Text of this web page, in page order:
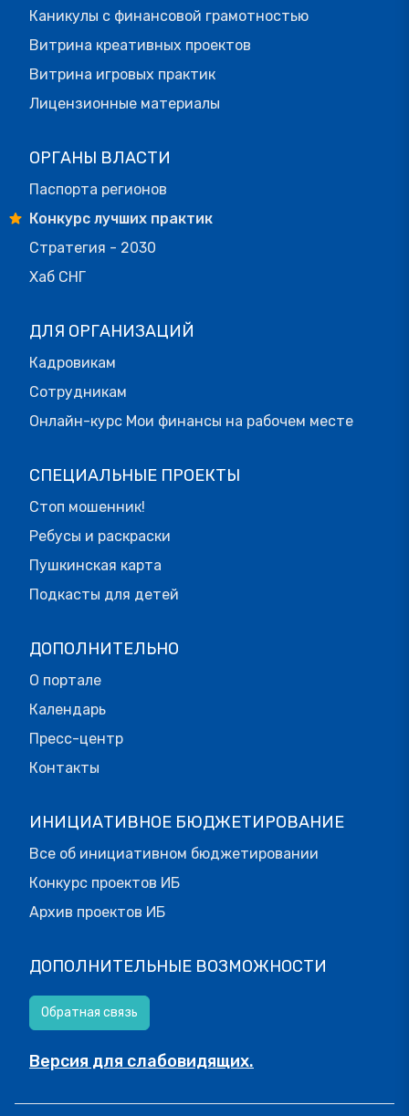
Каникулы с финансовой грамотностью
Витрина креативных проектов
Витрина игровых практик
Лицензионные материалы
ОРГАНЫ ВЛАСТИ
Паспорта регионов
Конкурс лучших практик
Стратегия - 2030
Хаб СНГ
ДЛЯ ОРГАНИЗАЦИЙ
Кадровикам
Сотрудникам
Онлайн-курс Мои финансы на рабочем месте
СПЕЦИАЛЬНЫЕ ПРОЕКТЫ
Стоп мошенник!
Ребусы и раскраски
Пушкинская карта
Подкасты для детей
ДОПОЛНИТЕЛЬНО
О портале
Календарь
Пресс-центр
Контакты
ИНИЦИАТИВНОЕ БЮДЖЕТИРОВАНИЕ
Все об инициативном бюджетировании
Конкурс проектов ИБ
Архив проектов ИБ
ДОПОЛНИТЕЛЬНЫЕ ВОЗМОЖНОСТИ
Обратная связь
Версия для слабовидящих.